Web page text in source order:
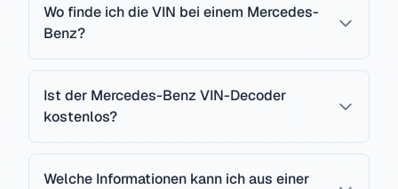
Wo finde ich die VIN bei einem Mercedes-
Benz?
Ist der Mercedes-Benz VIN-Decoder
kostenlos?
Welche Informationen kann ich aus einer